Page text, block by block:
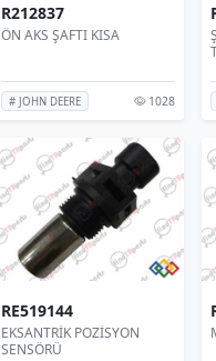
R212837
ÖN AKS ŞAFTI KISA
# JOHN DEERE 1028
RE519144
EKSANTRİK POZİSYON
SENSÖRÜ